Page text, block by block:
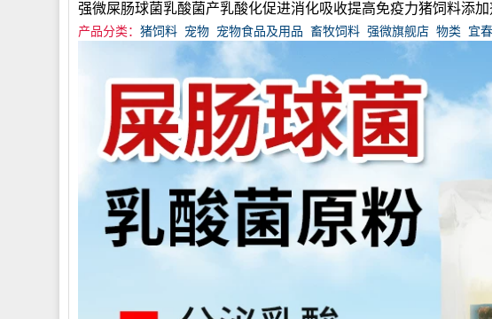
强微屎肠球菌乳酸菌产乳酸化促进消化吸收提高免疫力猪饲料添加
产品分类： 猪饲料 宠物 宠物食品及用品 畜牧饲料 强微旗舰店 物类 宜